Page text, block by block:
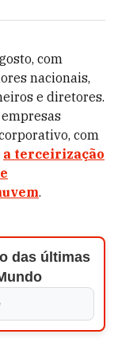
com
nacionais,
e diretores.
com
a terceirização
.
das últimas